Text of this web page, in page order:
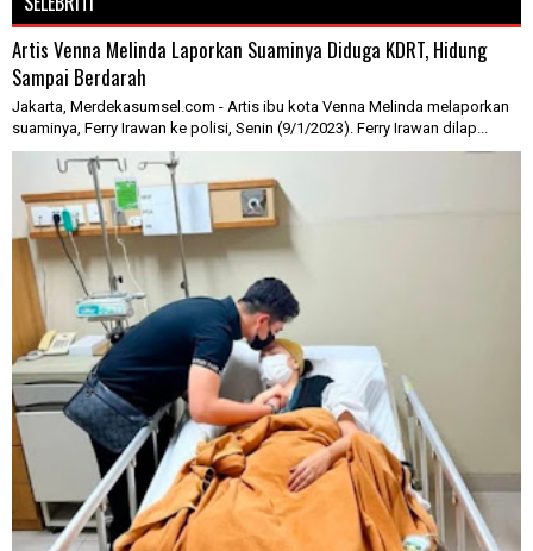
Artis Venna Melinda Laporkan Suaminya Diduga KDRT, Hidung
Sampai Berdarah
Jakarta, Merdekasumsel.com - Artis ibu kota Venna Melinda melaporkan
suaminya, Ferry Irawan ke polisi, Senin (9/1/2023). Ferry Irawan dilap...